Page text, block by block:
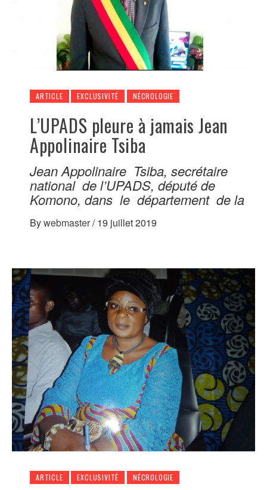
ARTICLE EXCLUSIVITÉ NÉCROLOGIE
L’UPADS pleure à jamais Jean
Appolinaire Tsiba
Jean Appolinaire Tsiba, secrétaire
national de l’UPADS, député de
Komono, dans le département de la
Bywebmaster/ 19 juillet 2019
ARTICLE EXCLUSIVITÉ NÉCROLOGIE